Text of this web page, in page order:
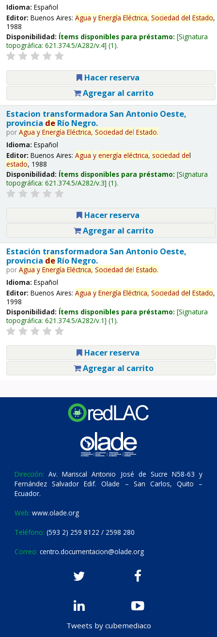
Idioma: Español
Editor: Buenos Aires: Agua y Energía Eléctrica, Sociedad del Estado,
1988
Disponibilidad: Ítems disponibles para préstamo: Signatura
topográfica: 621.374.5/A282/v.4 (1).
Hacer reserva
Agregar al carrito
Estacion transformadora San Antonio Oeste,
provincia deRío Negro.
por Agua y Energía Eléctrica, Sociedad del Estado.
Idioma: Español
Editor: Buenos Aires: Agua y energía eléctrica, sociedad del
estado, 1988
Disponibilidad: Ítems disponibles para préstamo: Signatura
topográfica: 621.374.5/A282/v.3 (1).
Hacer reserva
Agregar al carrito
Estación transformadora San Antonio Oeste,
provincia deRío Negro.
por Agua y Energía Eléctrica, Sociedad del Estado.
Idioma: Español
Editor: Buenos Aires: Agua y Energía Eléctrica, Sociedad del Estado,
1998
Disponibilidad: Ítems disponibles para préstamo: Signatura
topográfica: 621.374.5/A282/v.1 (1).
Hacer reserva
Agregar al carrito
Dirección: Av. Mariscal Antonio José de Sucre N58-63 y
Fernández Salvador Edif. Olade – San Carlos, Quito –
Ecuador.
Web: www.olade.org
Teléfono: (593 2) 259 8122 / 2598 280
Correo: centro.documentacion@olade.org
Tweets by cubemediaco